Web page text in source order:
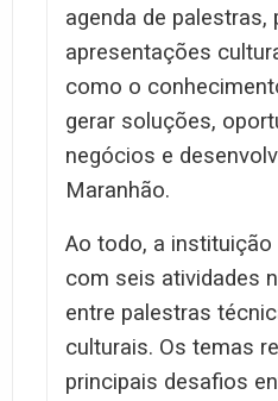
agenda de palestras,
apresentações
como o
gerar soluções,
negócios e
Maranhão.
Ao todo, a instituição
com seis atividades
entre palestras
culturais. Os temas
principais desafios